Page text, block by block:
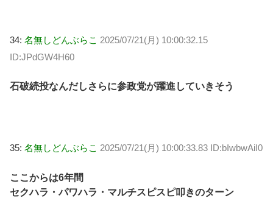
34: 名無しどんぶらこ 2025/07/21(月) 10:00:32.15
ID:JPdGW4H60
石破続投なんだしさらに参政党が躍進していきそう
35: 名無しどんぶらこ 2025/07/21(月) 10:00:33.83 ID:bIwbwAiI0
ここからは6年間
セクハラ・パワハラ・マルチスピスピ叩きのターン